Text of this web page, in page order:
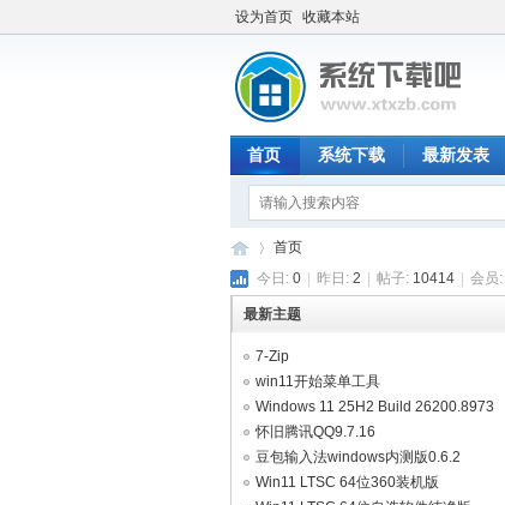
设为首页 收藏本站
首页 系统下载 最新发表
»
首页
今日: 0 昨日: 2 帖子: 10414 会员:
最新主题
7-Zip
win11开始菜单工具
StartAllBack_3.9.24.5378.beta
Windows 11 25H2 Build 26200.8973
RTM
怀旧腾讯QQ9.7.16
豆包输入法windows内测版0.6.2
Win11 LTSC 64位360装机版